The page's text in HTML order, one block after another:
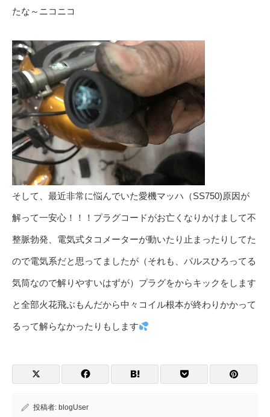
たな～ニコニコ
そして、最近非常に悩んでいた愛機マッハ（SS750)原因が
解って一安心！！！プラグコードがお亡くなりかけまして不
整脈勃発、電気式タコメーターが動いたり止まったりしてた
ので電気系だと思ってましたが（それも、パルスひろってる
気筒なので解りやすいはずが）プラグをからキックをします
と全部火花飛ぶもんだから中々コイル根本が終わりかかって
るって解らなかったりもします
投稿者: blogUser